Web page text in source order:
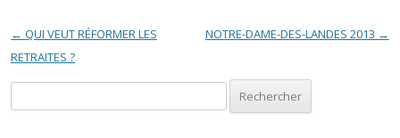
Navigation des articles
← QUI VEUT RÉFORMER LES
RETRAITES ?
NOTRE-DAME-DES-LANDES 2013 →